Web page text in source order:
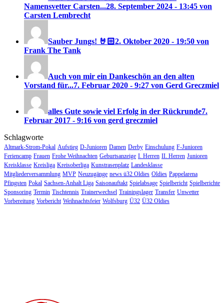
Namensvetter Carsten...28. September 2024 - 13:45 von
Carsten Lembrecht
Sauber Jungs! 🤘🏻2. Oktober 2020 - 19:50 von
Frank The Tank
Auch von mir ein Dankeschön an den alten
Vorstand für...7. Februar 2020 - 9:27 von Gerd Greczmiel
alles Gute sowie viel Erfolg in der Rückrunde7.
Februar 2017 - 9:16 von gerd greczmiel
Schlagworte
Altmark-Strom-Pokal Aufstieg D-Junioren Damen Derby Einschulung F-Junioren
Feriencamp Frauen Frohe Weihnachten Geburtsanzeige I. Herren II. Herren Junioren
Kreisklasse Kreisliga Kreisoberliga Kunstrasenplatz Landesklasse
Mitgliederversammlung MVP Neuzugänge news ü32 Oldies Oldies Pappelarena
Pfingsten Pokal Sachsen-Anhalt Liga Saisonauftakt Spielabsage Spielbericht Spielberichte
Sponsoring Termin Tischtennis Trainerwechsel Trainingslager Transfer Unwetter
Vorbereitung Vorbericht Weihnachtsfeier Wolfsburg Ü32 Ü32 Oldies